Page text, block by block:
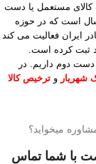
کالای مستعمل یا دست
کرده است. بازرگانی داهی تجارت بیش از 16 سال است که در حوزه
ایران فعالیت می کند
ثبت کرده است.
دست دوم داریم. در
شهریار و ترخیص کالا
میخواید؟
با شما تماس